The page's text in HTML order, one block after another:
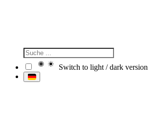
Switch to light / dark version